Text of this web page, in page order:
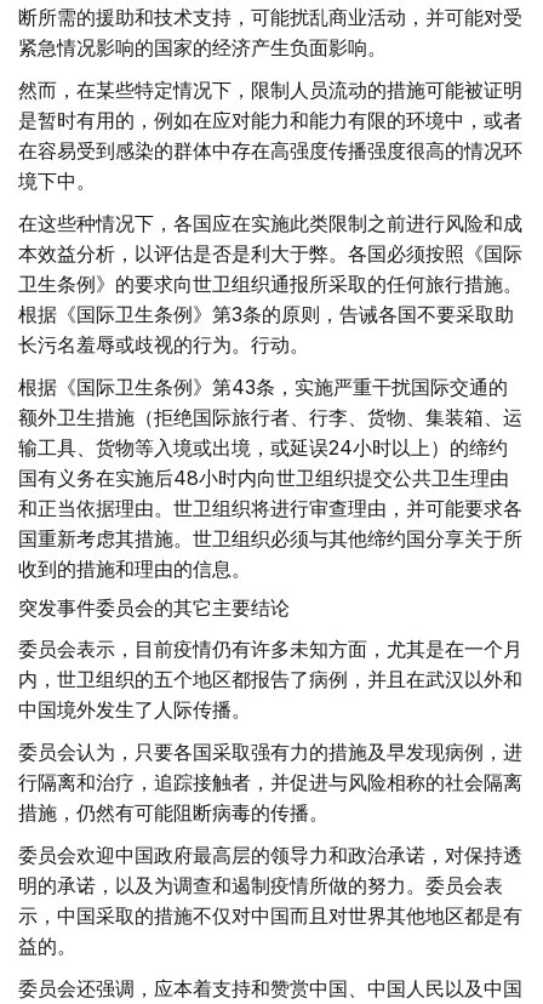
断所需的援助和技术支持，可能扰乱商业活动，并可能对受
紧急情况影响的国家的经济产生负面影响。
然而，在某些特定情况下，限制人员流动的措施可能被证明
是暂时有用的，例如在应对能力和能力有限的环境中，或者
在容易受到感染的群体中存在高强度传播强度很高的情况环
境下中。
在这些种情况下，各国应在实施此类限制之前进行风险和成
本效益分析，以评估是否是利大于弊。各国必须按照《国际
卫生条例》的要求向世卫组织通报所采取的任何旅行措施。
根据《国际卫生条例》第3条的原则，告诫各国不要采取助
长污名羞辱或歧视的行为。行动。
根据《国际卫生条例》第43条，实施严重干扰国际交通的
额外卫生措施（拒绝国际旅行者、行李、货物、集装箱、运
输工具、货物等入境或出境，或延误24小时以上）的缔约
国有义务在实施后48小时内向世卫组织提交公共卫生理由
和正当依据理由。世卫组织将进行审查理由，并可能要求各
国重新考虑其措施。世卫组织必须与其他缔约国分享关于所
收到的措施和理由的信息。
突发事件委员会的其它主要结论
委员会表示，目前疫情仍有许多未知方面，尤其是在一个月
内，世卫组织的五个地区都报告了病例，并且在武汉以外和
中国境外发生了人际传播。
委员会认为，只要各国采取强有力的措施及早发现病例，进
行隔离和治疗，追踪接触者，并促进与风险相称的社会隔离
措施，仍然有可能阻断病毒的传播。
委员会欢迎中国政府最高层的领导力和政治承诺，对保持透
明的承诺，以及为调查和遏制疫情所做的努力。委员会表
示，中国采取的措施不仅对中国而且对世界其他地区都是有
益的。
委员会还强调，应本着支持和赞赏中国、中国人民以及中国